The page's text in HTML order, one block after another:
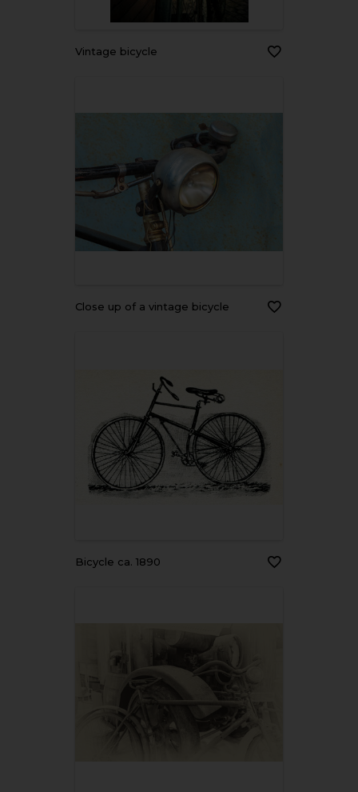
Vintage bicycle
Close up of a vintage bicycle
Bicycle ca. 1890